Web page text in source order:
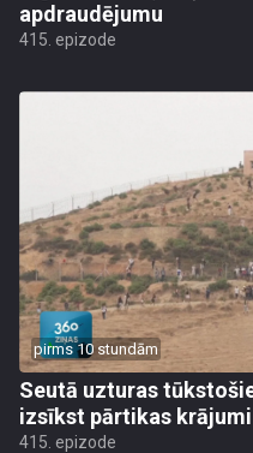
apdraudējumu
415. epizode
pirms 10 stundām
Seutā uzturas
izsīkst pārtikas krājumi
415. epizode